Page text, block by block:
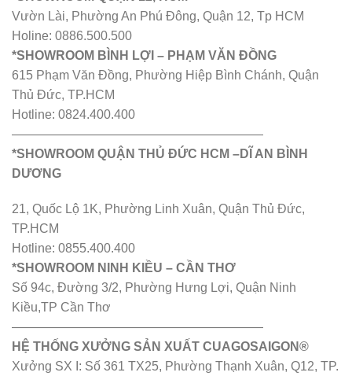
Vườn Lài, Phường An Phú Đông, Quận 12, Tp HCM
Holine: 0886.500.500
*SHOWROOM BÌNH LỢI – PHẠM VĂN ĐỒNG
615 Phạm Văn Đồng, Phường Hiệp Bình Chánh, Quận
Thủ Đức, TP.HCM
Hotline: 0824.400.400
————————————————————
*SHOWROOM QUẬN THỦ ĐỨC HCM –DĨ AN BÌNH
DƯƠNG
21, Quốc Lộ 1K, Phường Linh Xuân, Quận Thủ Đức,
TP.HCM
Hotline: 0855.400.400
*SHOWROOM NINH KIỀU – CẦN THƠ
Số 94c, Đường 3/2, Phường Hưng Lợi, Quận Ninh
Kiều,TP Cần Thơ
————————————————————
HỆ THỐNG XƯỞNG SẢN XUẤT CUAGOSAIGON®
Xưởng SX I: Số 361 TX25, Phường Thạnh Xuân, Q12, TP.